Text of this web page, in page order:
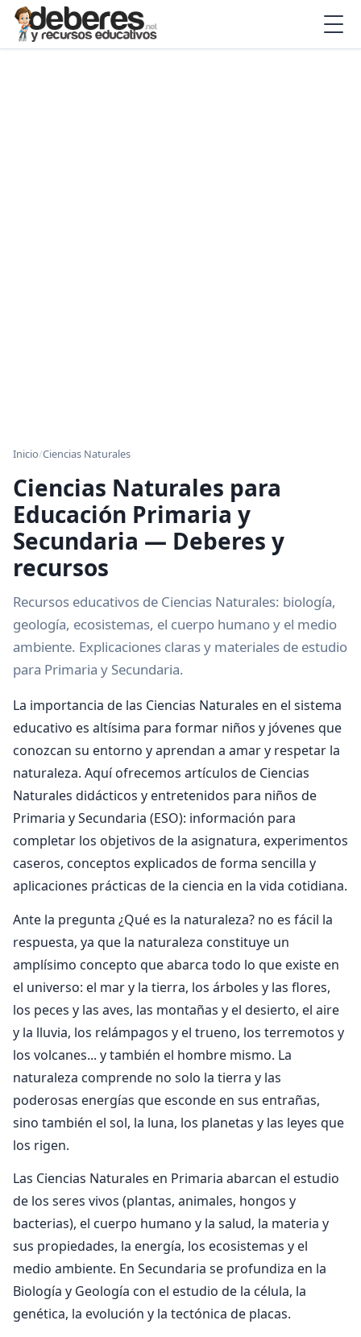
Inicio/Ciencias Naturales
Ciencias Naturales para
Educación Primaria y
Secundaria — Deberes y
recursos
Recursos educativos de Ciencias Naturales: biología,
geología, ecosistemas, el cuerpo humano y el medio
ambiente. Explicaciones claras y materiales de estudio
para Primaria y Secundaria.
La importancia de las Ciencias Naturales en el sistema
educativo es altísima para formar niños y jóvenes que
conozcan su entorno y aprendan a amar y respetar la
naturaleza. Aquí ofrecemos artículos de Ciencias
Naturales didácticos y entretenidos para niños de
Primaria y Secundaria (ESO): información para
completar los objetivos de la asignatura, experimentos
caseros, conceptos explicados de forma sencilla y
aplicaciones prácticas de la ciencia en la vida cotidiana.
Ante la pregunta ¿Qué es la naturaleza? no es fácil la
respuesta, ya que la naturaleza constituye un
amplísimo concepto que abarca todo lo que existe en
el universo: el mar y la tierra, los árboles y las flores,
los peces y las aves, las montañas y el desierto, el aire
y la lluvia, los relámpagos y el trueno, los terremotos y
los volcanes... y también el hombre mismo. La
naturaleza comprende no solo la tierra y las
poderosas energías que esconde en sus entrañas,
sino también el sol, la luna, los planetas y las leyes que
los rigen.
Las Ciencias Naturales en Primaria abarcan el estudio
de los seres vivos (plantas, animales, hongos y
bacterias), el cuerpo humano y la salud, la materia y
sus propiedades, la energía, los ecosistemas y el
medio ambiente. En Secundaria se profundiza en la
Biología y Geología con el estudio de la célula, la
genética, la evolución y la tectónica de placas.